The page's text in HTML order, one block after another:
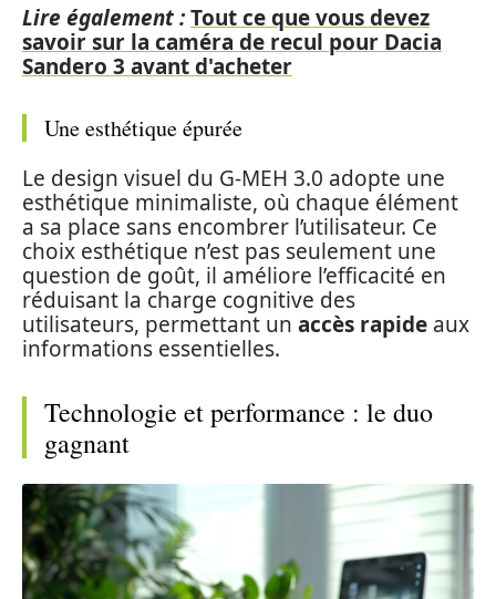
Lire également :Tout ce que vous devez
savoir sur la caméra de recul pour Dacia
Sandero 3 avant d'acheter
Une esthétique épurée
Le design visuel du G-MEH 3.0 adopte une
esthétique minimaliste, où chaque élément
a sa place sans encombrer l’utilisateur. Ce
choix esthétique n’est pas seulement une
question de goût, il améliore l’efficacité en
réduisant la charge cognitive des
utilisateurs, permettant un accès rapide aux
informations essentielles.
Technologie et performance : le duo
gagnant